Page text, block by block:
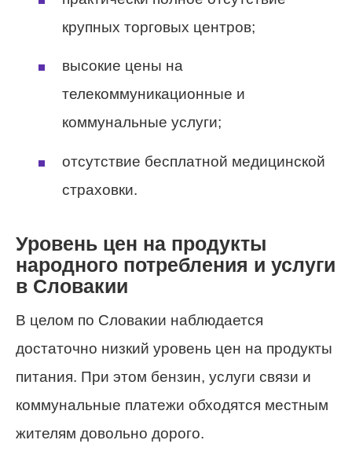
крупных торговых центров;
высокие цены на
телекоммуникационные и
коммунальные услуги;
отсутствие бесплатной медицинской
страховки.
Уровень цен на продукты
народного потребления и услуги
в Словакии
В целом по Словакии наблюдается
достаточно низкий уровень цен на продукты
питания. При этом бензин, услуги связи и
коммунальные платежи обходятся местным
жителям довольно дорого.